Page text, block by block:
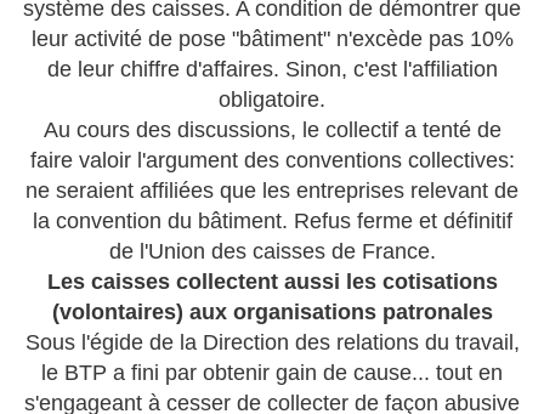
système des caisses. A condition de démontrer que
leur activité de pose "bâtiment" n'excède pas 10%
de leur chiffre d'affaires. Sinon, c'est l'affiliation
obligatoire.
Au cours des discussions, le collectif a tenté de
faire valoir l'argument des conventions collectives:
ne seraient affiliées que les entreprises relevant de
la convention du bâtiment. Refus ferme et définitif
de l'Union des caisses de France.
Les caisses collectent aussi les cotisations
(volontaires) aux organisations patronales
Sous l'égide de la Direction des relations du travail,
le BTP a fini par obtenir gain de cause... tout en
s'engageant à cesser de collecter de façon abusive